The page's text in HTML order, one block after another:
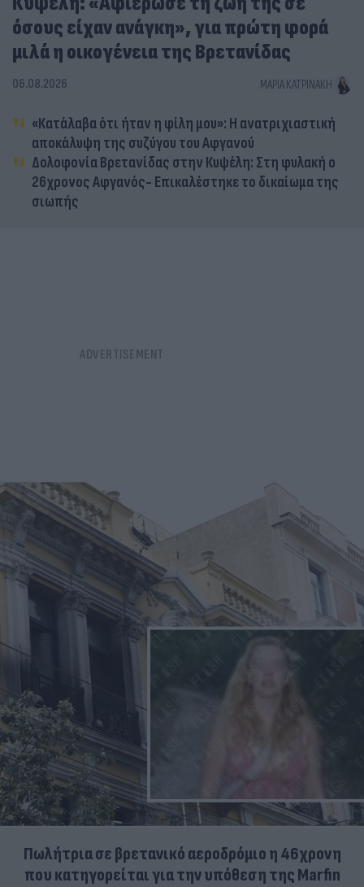
όσους είχαν ανάγκη», για πρώτη φορά
μιλά η οικογένεια της Βρετανίδας
06.08.2026 ΜΑΡΊΑ ΚΑΤΡΙΝΆΚΗ
«Κατάλαβα ότι ήταν η φίλη μου»: Η ανατριχιαστική
αποκάλυψη της συζύγου του Αφγανού
Δολοφονία Βρετανίδας στην Κυψέλη: Στη φυλακή ο
26χρονος Αφγανός- Επικαλέστηκε το δικαίωμα της
σιωπής
Πωλήτρια σε βρετανικό αεροδρόμιο η 46χρονη
που κατηγορείται για την υπόθεση της Marfin